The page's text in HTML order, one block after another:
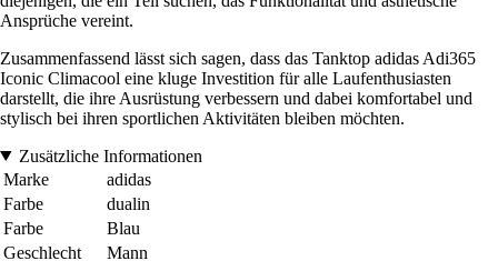
Ansprüche vereint.
Zusammenfassend lässt sich sagen, dass das Tanktop adidas Adi365
Iconic Climacool eine kluge Investition für alle Laufenthusiasten
darstellt, die ihre Ausrüstung verbessern und dabei komfortabel und
stylisch bei ihren sportlichen Aktivitäten bleiben möchten.
Zusätzliche Informationen
Marke
adidas
Farbe
dualin
Farbe
Blau
Geschlecht
Mann